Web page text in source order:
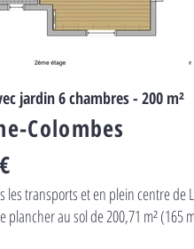
jardin 6 chambres - 200 m²
Colombes
les transports et en plein centre
plancher au sol de 200,71 m²